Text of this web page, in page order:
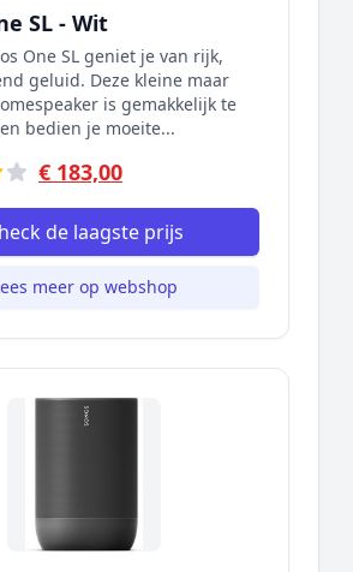
SL - Wit
One SL geniet je van rijk,
geluid. Deze kleine maar
is gemakkelijk te
bedien je moeite...
€ 183,00
de laagste prijs
meer op webshop